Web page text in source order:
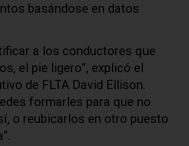
basándose en datos
a los conductores que
el pie ligero”, explicó el
de FLTA David Ellison.
formarles para que no
o reubicarlos en otro puesto